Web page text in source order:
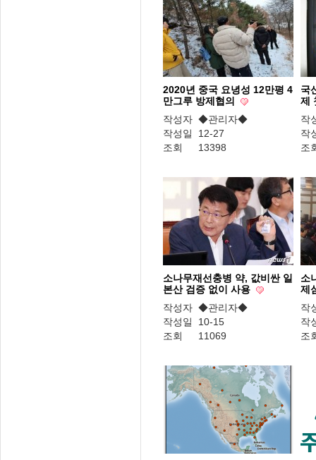
2020년 중국 요녕성 12만평 4
만그루 방제협의
작성자 ◆관리자◆
작성일
12-27
조회
13398
국
제
작
작
조
소나무재선충병 약, 값비싼 일
본산 검증 없이 사용
작성자 ◆관리자◆
작성일
10-15
조회
11069
소
제
작
작
조